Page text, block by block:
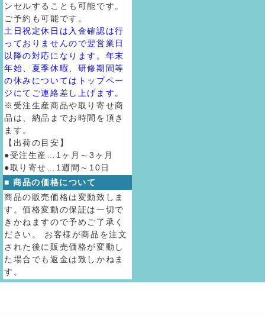
ンセルすることも可能です。
ご予約も可能です。
土日祝定休日は入金確認は行
っておりませんので翌営業日
以降の対応になります。年末
年始、夏季休暇、研修期間等
の休みについてはトップペー
ジにてご連絡差し上げます。
※受注生産商品や取り寄せ商
品は、納品までお時間を頂き
ます。
【出荷の目安】
●受注生産…1ヶ月～3ヶ月
●取り寄せ…1週間～10日
■ 商品の価格について
商品の販売価格は変動致しま
す。価格変動の保証は一切で
きかねますので予めご了承く
ださい。 お客様が商品を注文
された後に販売価格が変動し
た場合でも返金は致しかねま
す。